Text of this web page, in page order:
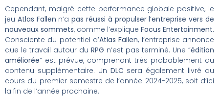
Cependant, malgré cette performance globale positive, le
jeu Atlas Fallen n’apas réussi à propulser l’entreprise vers de
nouveaux sommets, comme l’explique Focus Entertainment.
Consciente du potentiel d’Atlas Fallen, l’entreprise annonce
que le travail autour du RPG n’est pas terminé. Une “édition
améliorée” est prévue, comprenant très probablement du
contenu supplémentaire. Un DLC sera également livré au
cours du premier semestre de l’année 2024-2025, soit d’ici
la fin de l’année prochaine.